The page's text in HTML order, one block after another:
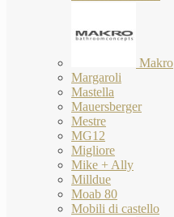
Makro
Margaroli
Mastella
Mauersberger
Mestre
MG12
Migliore
Mike + Ally
Milldue
Moab 80
Mobili di castello